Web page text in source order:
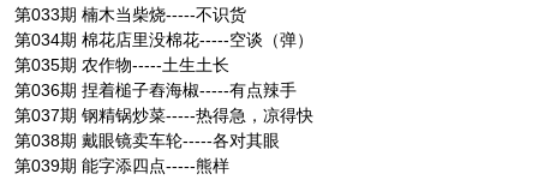
第033期 楠木当柴烧-----不识货
第034期 棉花店里没棉花-----空谈（弹）
第035期 农作物-----土生土长
第036期 捏着槌子舂海椒-----有点辣手
第037期 钢精锅炒菜-----热得急，凉得快
第038期 戴眼镜卖车轮-----各对其眼
第039期 能字添四点-----熊样